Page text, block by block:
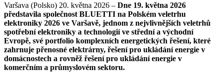
Varšava (Polsko) 20. května 2026 – Dne 19. května 2026
představila společnost BLUETTI na Polském veletrhu
elektroniky 2026 ve Varšavě, jednom z nejvlivnějších veletrhů
spotřební elektroniky a technologií ve střední a východní
Evropě, své portfolio komplexních energetických řešení, které
zahrnuje přenosné elektrárny, řešení pro ukládání energie v
domácnostech a rovněž řešení pro ukládání energie v
komerčním a průmyslovém sektoru.